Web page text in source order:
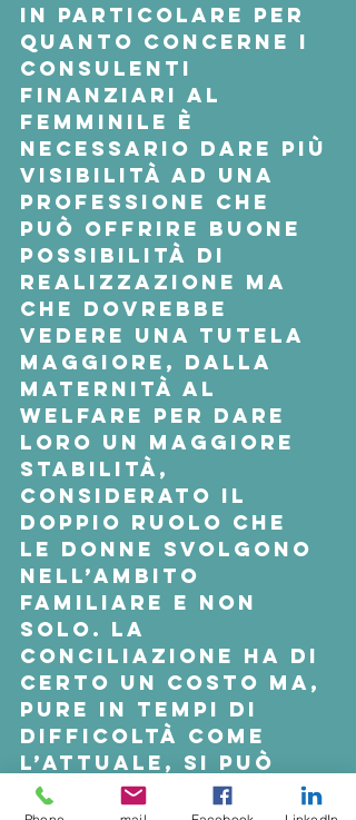
In particolare per
quanto concerne i
consulenti
finanziari al
femminile è
necessario dare più
visibilità ad una
professione che
può offrire buone
possibilità di
realizzazione ma
che dovrebbe
vedere una tutela
maggiore, dalla
maternità al
welfare per dare
loro un maggiore
stabilità,
considerato il
doppio ruolo che
le donne svolgono
nell’ambito
familiare e non
solo. La
conciliazione ha di
certo un costo ma,
pure in tempi di
difficoltà come
l’attuale, si può
comunque lavorare